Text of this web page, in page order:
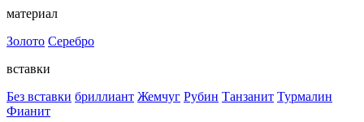
материал
Золото Серебро
вставки
Без вставки бриллиант Жемчуг Рубин Танзанит Турмалин
Фианит